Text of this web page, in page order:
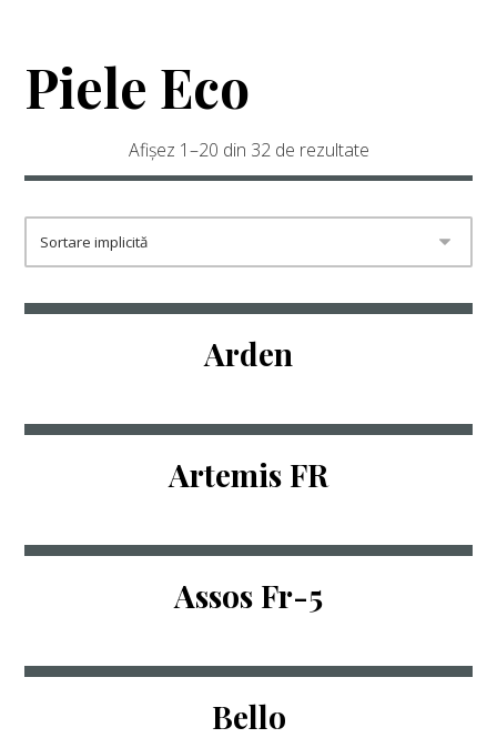
Piele Eco
Afișez 1–20 din 32 de rezultate
Arden
Artemis FR
Assos Fr-5
Bello